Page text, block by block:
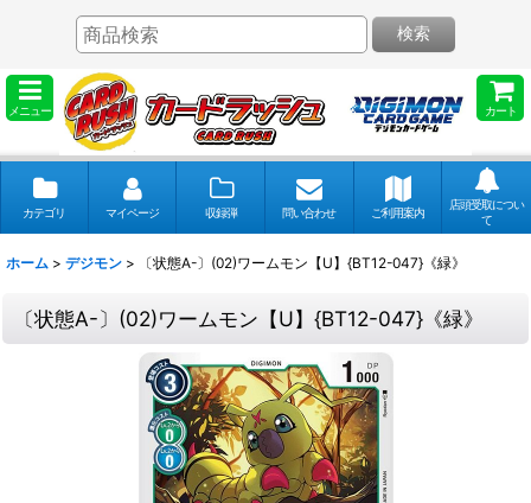
メニュー カート
検索
カテゴリ マイページ 収録弾 問い合わせ ご利用案内
店頭受取につい
て
ホーム > デジモン > 〔状態A-〕(02)ワームモン【U】{BT12-047}《緑》
〔状態A-〕(02)ワームモン【U】{BT12-047}《緑》